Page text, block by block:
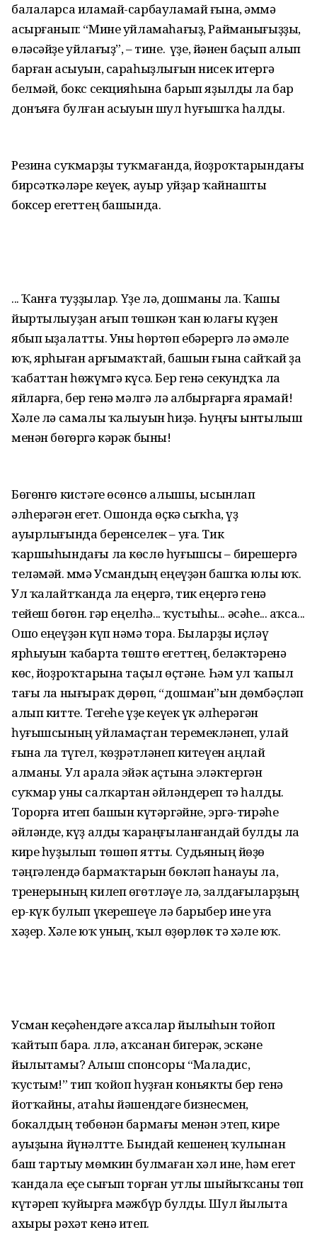
балаларса иламай-сарбауламай ғына, әммә
асырғанып: “Мине уйламаһағыҙ, Райманығыҙҙы,
өләсәйҙе уйлағыҙ”, – тине. Ә үҙе, йәнен баҫып алып
барған асыуын, сараһыҙлығын нисек итергә
белмәй, бокс секцияһына барып яҙылды ла бар
донъяға булған асыуын шул һуғышҡа һалды.
Резина суҡмарҙы туҡмағанда, йоҙроҡтарындағы
бирсәткәләре кеүек, ауыр уйҙар ҡайнашты
боксер егеттең башында.
... Ҡанға туҙҙылар. Үҙе лә, дошманы ла. Ҡашы
йыртылыуҙан ағып төшкән ҡан юлағы күҙен
ябып ыҙалатты. Уны һөртөп ебәрергә лә әмәле
юҡ, ярһыған арғымаҡтай, башын ғына сайҡай ҙа
ҡабаттан һөжүмгә күсә. Бер генә секундҡа ла
яйларға, бер генә мәлгә лә албырғарға ярамай!
Хәле лә самалы ҡалыуын һиҙә. Һуңғы ынтылыш
менән бөгөргә кәрәк быны!
Бөгөнгө кистәге өсөнсө алышы, ысынлап
әлһерәгән егет. Ошонда өҫкә сыҡһа, үҙ
ауырлығында беренселек – уға. Тик
ҡаршыһындағы ла көслө һуғышсы – бирешергә
теләмәй. Әммә Усмандың еңеүҙән башҡа юлы юҡ.
Ул ҡалайтҡанда ла еңергә, тик еңергә генә
тейеш бөгөн. Әгәр еңелһә... ҡустыһы... әсәһе... аҡса...
Ошо еңеүҙән күп нәмә тора. Быларҙы иҫләү
ярһыуын ҡабарта төштө егеттең, беләктәренә
көс, йоҙроҡтарына таҫыл өҫтәне. Һәм ул ҡапыл
тағы ла нығыраҡ дөрөп, “дошман”ын дөмбәҫләп
алып китте. Тегеһе үҙе кеүек үк әлһерәгән
һуғышсының уйламаҫтан теремекләнеп, улай
ғына ла түгел, ҡөҙрәтләнеп китеүен аңлай
алманы. Ул арала эйәк аҫтына эләктергән
суҡмар уны салҡартан әйләндереп тә һалды.
Торорға итеп башын күтәргәйне, эргә-тирәһе
әйләнде, күҙ алды ҡараңғыланғандай булды ла
кире һуҙылып төшөп ятты. Судьяның йөҙө
тәңгәлендә бармаҡтарын бөкләп һанауы ла,
тренерының килеп өгөтләүе лә, залдағыларҙың
ер-күк булып үкерешеүе лә барыбер ине уға
хәҙер. Хәле юҡ уның, ҡыл өҙөрлөк тә хәле юҡ.
Усман кеҫәһендәге аҡсалар йылыһын тойоп
ҡайтып бара. Әллә, аҡсанан бигерәк, эскәне
йылытамы? Алыш спонсоры “Маладис,
ҡустым!” тип ҡойоп һуҙған коньякты бер генә
йотҡайны, атаһы йәшендәге бизнесмен,
бокалдың төбөнән бармағы менән этеп, кире
ауыҙына йүнәлтте. Бындай кешенең ҡулынан
баш тартыу мөмкин булмаған хәл ине, һәм егет
ҡандала еҫе сығып торған утлы шыйыҡсаны төп
күтәреп ҡуйырға мәжбүр булды. Шул йылыта
ахыры рәхәт кенә итеп.